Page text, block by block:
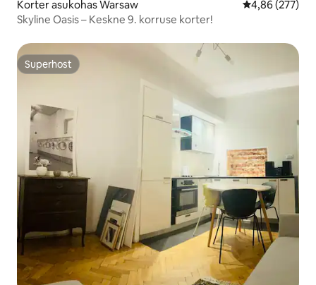
Korter asukohas Warsaw Keskmine
4,86 (277)
Skyline Oasis – Keskne 9. korruse korter!
Superhost
Superhost